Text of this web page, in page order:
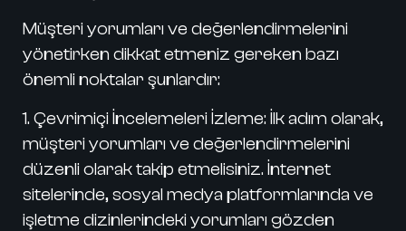
Müşteri yorumları ve değerlendirmelerini
yönetirken dikkat etmeniz gereken bazı
önemli noktalar şunlardır:
1. Çevrimiçi İncelemeleri İzleme: İlk adım olarak,
müşteri yorumları ve değerlendirmelerini
düzenli olarak takip etmelisiniz. İnternet
sitelerinde, sosyal medya platformlarında ve
işletme dizinlerindeki yorumları gözden